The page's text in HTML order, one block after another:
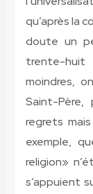
qu’après la
doute un
trente-huit
moindres,
Saint-Père,
regrets
exemple,
religion»
s’appuient